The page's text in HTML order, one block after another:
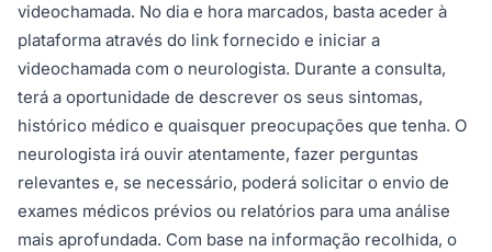
videochamada. No dia e hora marcados, basta aceder à
plataforma através do link fornecido e iniciar a
videochamada com o neurologista. Durante a consulta,
terá a oportunidade de descrever os seus sintomas,
histórico médico e quaisquer preocupações que tenha. O
neurologista irá ouvir atentamente, fazer perguntas
relevantes e, se necessário, poderá solicitar o envio de
exames médicos prévios ou relatórios para uma análise
mais aprofundada. Com base na informação recolhida, o